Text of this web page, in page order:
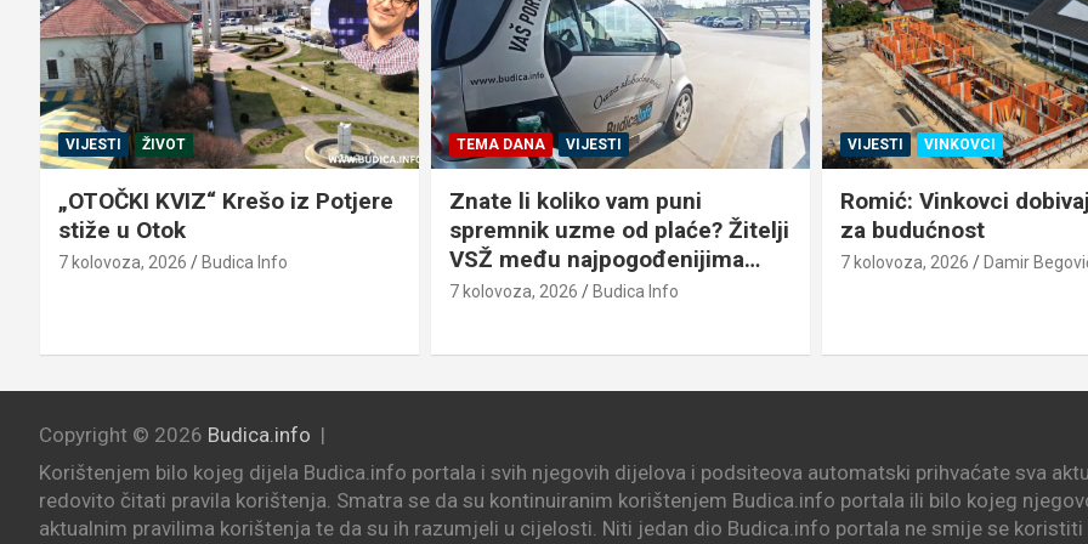
VIJESTI ŽIVOT
„OTOČKI KVIZ“ Krešo iz Potjere
stiže u Otok
7 kolovoza, 2026 Budica Info
TEMA DANA VIJESTI
Znate li koliko vam puni
spremnik uzme od plaće? Žitelji
VSŽ među najpogođenijima…
7 kolovoza, 2026 Budica Info
VIJESTI VINKOVCI
Romić: Vinkovci
za budućnost
7 kolovoza, 2026 Damir
Copyright © 2026 Budica.info
Korištenjem bilo kojeg dijela Budica.info portala i svih njegovih dijelova i podsiteova automatski prihvaćate sva
redovito čitati pravila korištenja. Smatra se da su kontinuiranim korištenjem Budica.info portala ili bilo kojeg
aktualnim pravilima korištenja te da su ih razumjeli u cijelosti. Niti jedan dio Budica.info portala ne smije se